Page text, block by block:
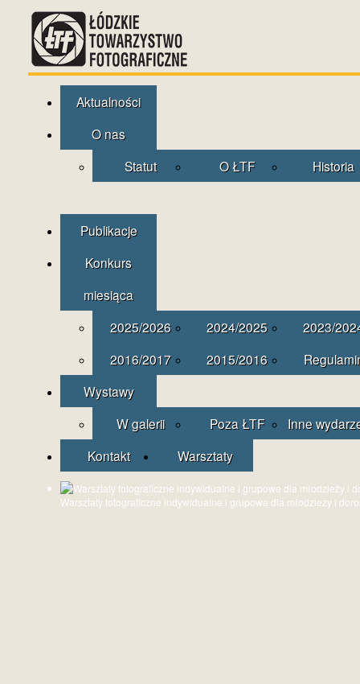
Aktualności
O nas
Statut
O ŁTF Historia
Publikacje
Konkurs
miesiąca
2025/2026
2024/2025
2023/
2016/2017
2015/2016
Wystawy
W galerii
Poza ŁTF
Inne
Kontakt
Warsztaty
Warsztaty fotograficzne indywidualne i grupowe dla młodzieży i